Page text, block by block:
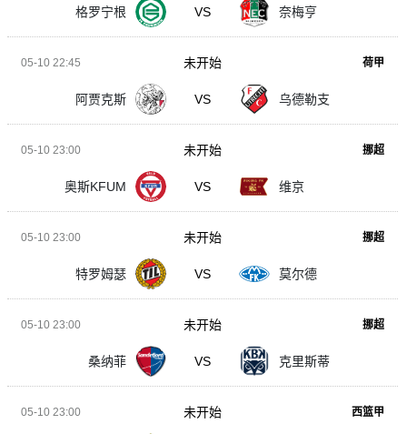
格罗宁根 VS 奈梅亨
05-10 22:45 荷甲
阿贾克斯 VS 乌德勒支
未开始
05-10 23:00 挪超
奥斯KFUM VS 维京
未开始
05-10 23:00 挪超
特罗姆瑟 VS 莫尔德
未开始
05-10 23:00 挪超
桑纳菲 VS 克里斯蒂
未开始
05-10 23:00 西篮甲
未开始